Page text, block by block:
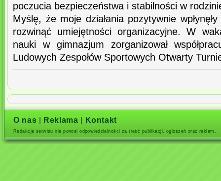
poczucia bezpieczeństwa i stabilności w
Myślę, że moje działania pozytywnie
rozwinąć umiejętności organizacyjne. W
nauki w gimnazjum zorganizował
Ludowych Zespołów Sportowych Otwarty
O nas Reklama Kontakt
Redakcja serwisu nie ponosi odpowiedzialności za treść publikacji, ogłoszeń oraz reklam.